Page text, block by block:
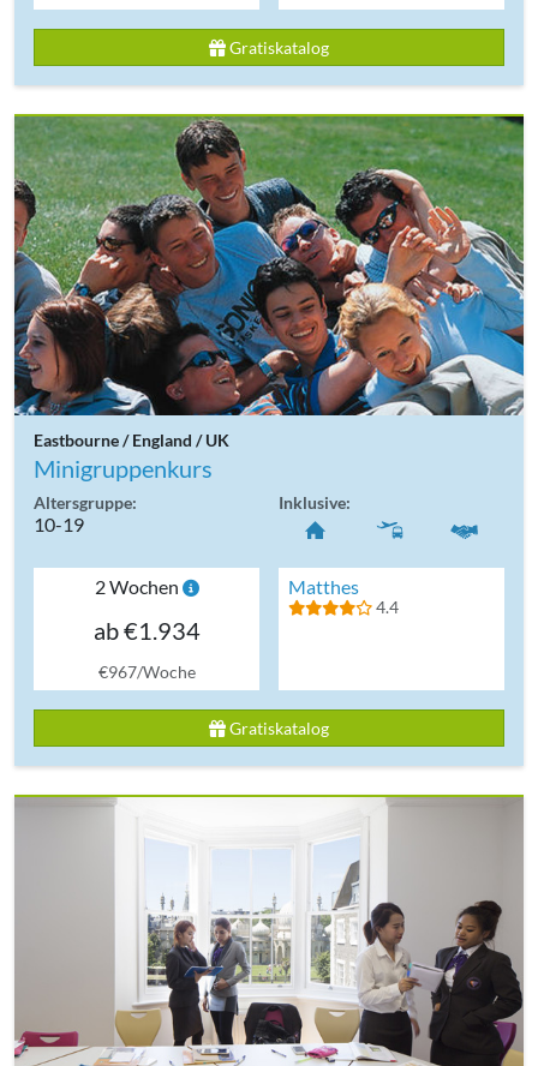
Gratiskatalog
Eastbourne / England / UK
Minigruppenkurs
Altersgruppe:
10-19
Inklusive:
2 Wochen
ab €1.934
€967/Woche
Matthes
4.4
Gratiskatalog